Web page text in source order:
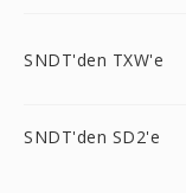
SNDT'den TXW'e
SNDT'den SD2'e